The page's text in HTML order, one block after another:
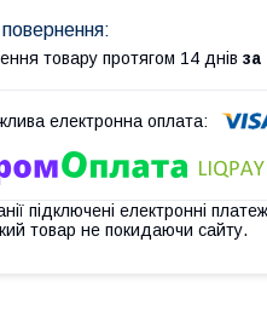
товару протягом 14 днів
підключені електронні
товар не покидаючи сайту.